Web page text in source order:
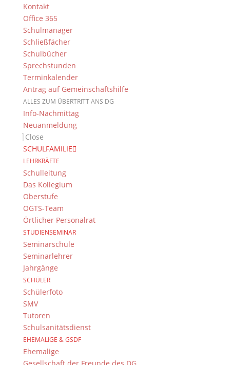
Kontakt
Office 365
Schulmanager
Schließfächer
Schulbücher
Sprechstunden
Terminkalender
Antrag auf Gemeinschaftshilfe
ALLES ZUM ÜBERTRITT ANS DG
Info-Nachmittag
Neuanmeldung
Close
SCHULFAMILIE
LEHRKRÄFTE
Schulleitung
Das Kollegium
Oberstufe
OGTS-Team
Örtlicher Personalrat
STUDIENSEMINAR
Seminarschule
Seminarlehrer
Jahrgänge
SCHÜLER
Schülerfoto
SMV
Tutoren
Schulsanitätsdienst
EHEMALIGE & GSDF
Ehemalige
den dort lebenden Tieren und Pflanzen.
Ein herzliches Dankeschön an die Familie Koch und
ihr Team vom Erlebnishof „Käscht’n Michels“ für die
professionelle und liebevolle Gestaltung des
Programms und an die GFDG für die Unterstützung
bei diesen Exkursionen!
Suche
Newsarchiv
Newsarchiv
Das DG
Dientzenhofer-Gymnasium Bamberg
Feldkirchenstr. 20-22
96052 Bamberg
Tel.: +49 (0) 951 93 23 90
Fax.: +49 (0) 951 93 23 92 0
E-Mail:dg@stadt.bamberg.de